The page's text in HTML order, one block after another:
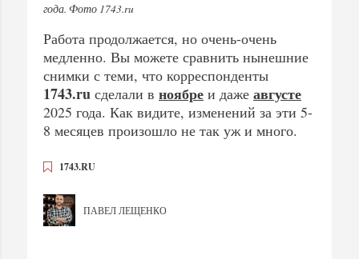
года. Фото 1743.ru
Работа продолжается, но очень-очень
медленно. Вы можете сравнить нынешние
снимки с теми, что корреспонденты
1743.ru сделали в ноябре и даже августе
2025 года. Как видите, изменений за эти 5-
8 месяцев произошло не так уж и много.
1743.RU
ПАВЕЛ ЛЕЩЕНКО